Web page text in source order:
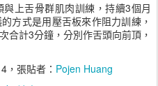
上舌骨群肌肉訓練，持續3個月
方式是用壓舌板來作阻力訓練，
合計3分鐘，分別作舌頭向前頂，
，張貼者： Pojen Huang